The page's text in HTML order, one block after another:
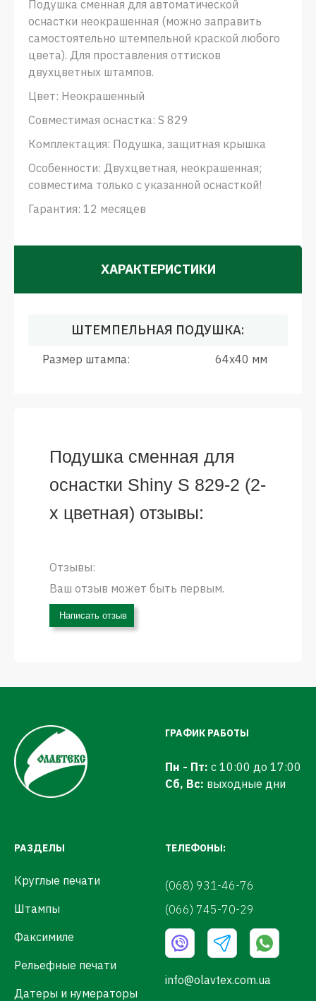
Подушка сменная для автоматической
оснастки неокрашенная (можно заправить
самостоятельно штемпельной краской любого
цвета). Для проставления оттисков
двухцветных штампов.
Цвет: Неокрашенный
Совместимая оснастка: S 829
Комплектация: Подушка, защитная крышка
Особенности: Двухцветная, неокрашенная;
совместима только с указанной оснасткой!
Гарантия: 12 месяцев
ХАРАКТЕРИСТИКИ
ШТЕМПЕЛЬНАЯ ПОДУШКА:
Размер штампа: 64x40 мм
Подушка сменная для
оснастки Shiny S 829-2 (2-
х цветная) отзывы:
Отзывы:
Ваш отзыв может быть первым.
Написать отзыв
ГРАФИК РАБОТЫ
Пн - Пт: с 10:00 до 17:00
Сб, Вс: выходные дни
РАЗДЕЛЫ
Круглые печати
Штампы
Факсимиле
Рельефные печати
Датеры и нумераторы
ТЕЛЕФОНЫ:
(068) 931-46-76
(066) 745-70-29
info@olavtex.com.ua